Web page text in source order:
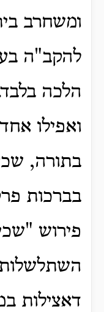
ומשחרב
להקב"ה
הלכה
ואפילו
בתורה,
בברכות
פירוש
דאצילות